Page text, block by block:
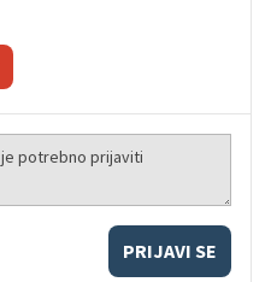
PRIJAVI SE